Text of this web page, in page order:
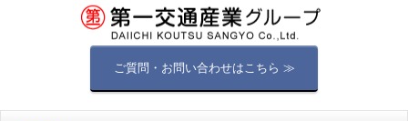
ご質問・お問い合わせはこちら ≫